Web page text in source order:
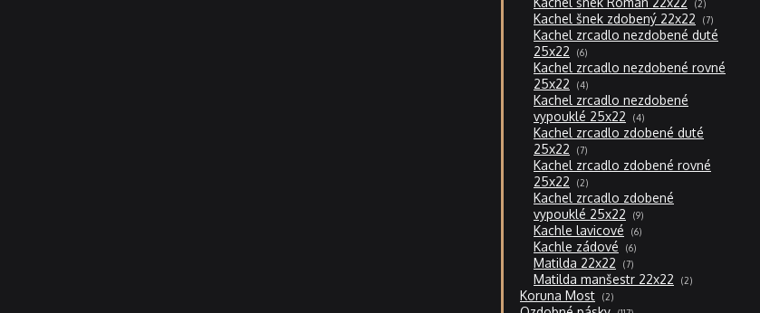
2
produkty
Kachel šnek zdobený 22x22 77
produktů
Kachel zrcadlo nezdobené duté
25x22
66
produktů
Kachel zrcadlo nezdobené rovné
25x22
44
produkty
Kachel zrcadlo nezdobené
vypouklé 25x22
44
produkty
Kachel zrcadlo zdobené duté
25x22
77
produktů
Kachel zrcadlo zdobené rovné
25x22
22
produkty
Kachel zrcadlo zdobené
vypouklé 25x22
99
produktů
Kachle lavicové 66
produktů
Kachle zádové 66
produktů
Matilda 22x22 77
produktů
Matilda manšestr 22x22 22
produkty
Koruna Most 22
produkty
117